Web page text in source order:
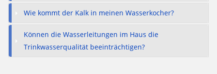
Wie kommt der Kalk in meinen Wasserkocher?
Können die Wasserleitungen im Haus die
Trinkwasserqualität beeinträchtigen?